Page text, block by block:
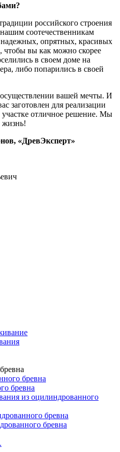
российского строения
соотечественникам
опрятных, красивых
чтобы вы как можно скорее
в своем доме на
либо попарились в своей
вашей мечты. И
заготовлен для реализации
отличное решение. Мы
жизнь!
«ДревЭксперт»
бревна
бревна
из оцилиндрованного
бревна
бревна